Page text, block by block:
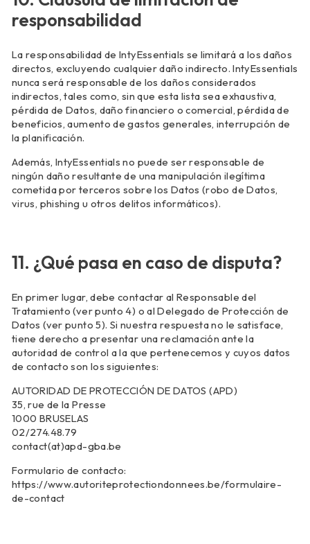
responsabilidad
La responsabilidad de IntyEssentials se limitará a los daños
directos, excluyendo cualquier daño indirecto. IntyEssentials
nunca será responsable de los daños considerados
indirectos, tales como, sin que esta lista sea exhaustiva,
pérdida de Datos, daño financiero o comercial, pérdida de
beneficios, aumento de gastos generales, interrupción de
la planificación.
Además, IntyEssentials no puede ser responsable de
ningún daño resultante de una manipulación ilegítima
cometida por terceros sobre los Datos (robo de Datos,
virus, phishing u otros delitos informáticos).
11. ¿Qué pasa en caso de disputa?
En primer lugar, debe contactar al Responsable del
Tratamiento (ver punto 4) o al Delegado de Protección de
Datos (ver punto 5). Si nuestra respuesta no le satisface,
tiene derecho a presentar una reclamación ante la
autoridad de control a la que pertenecemos y cuyos datos
de contacto son los siguientes:
AUTORIDAD DE PROTECCIÓN DE DATOS (APD)
35, rue de la Presse
1000 BRUSELAS
02/274.48.79
contact(at)apd-gba.be
Formulario de contacto:
https://www.autoriteprotectiondonnees.be/formulaire-
de-contact